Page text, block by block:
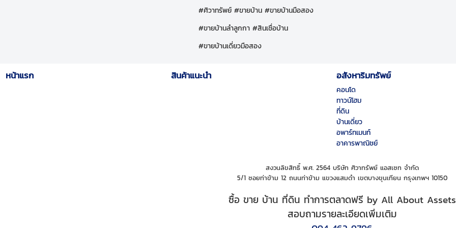
#ศิวาทรัพย์ #ขายบ้าน #ขายบ้านมือสอง
#ขายบ้านลำลูกกา #สินเชื่อบ้าน
#ขายบ้านเดี่ยวมือสอง
หน้าแรก สินค้าแนะนำ อสังหาริมทรัพย์
คอนโด
ทาวน์โฮม
ที่ดิน
บ้านเดี่ยว
อพาร์ทเมนท์
อาคารพาณิชย์
สงวนลิขสิทธิ์ พ.ศ. 2564 บริษัท ศิวาทรัพย์ แอสเซท จำกัด
5/1 ซอยท่าข้าม 12 ถนนท่าข้าม แขวงแสมดำ เขตบางขุนเทียน กรุงเทพฯ 10150
ซื้อ ขาย บ้าน ที่ดิน ทำการตลาดฟรี by All About Assets
สอบถามรายละเอียดเพิ่มเติม